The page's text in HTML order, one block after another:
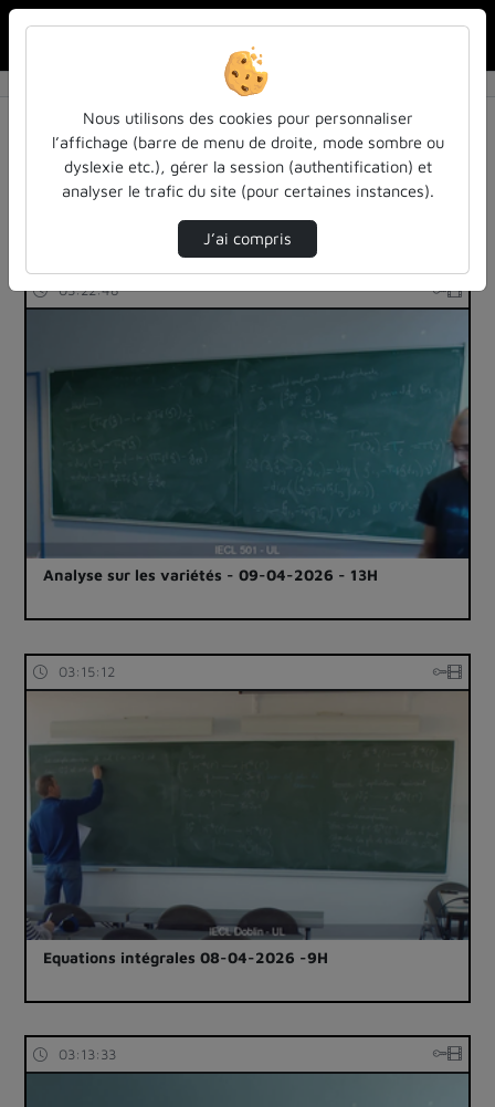
Résultats de la recherche
Filtres actifs (cliquer pour en retirer) :
cours-formations
mathematiques
03:22:48
Analyse sur les variétés - 09-04-2026 - 13H
03:15:12
Equations intégrales 08-04-2026 -9H
03:13:33
Nous utilisons des cookies pour personnaliser
l’affichage (barre de menu de droite, mode sombre ou
dyslexie etc.), gérer la session (authentification) et
analyser le trafic du site (pour certaines instances).
J’ai compris